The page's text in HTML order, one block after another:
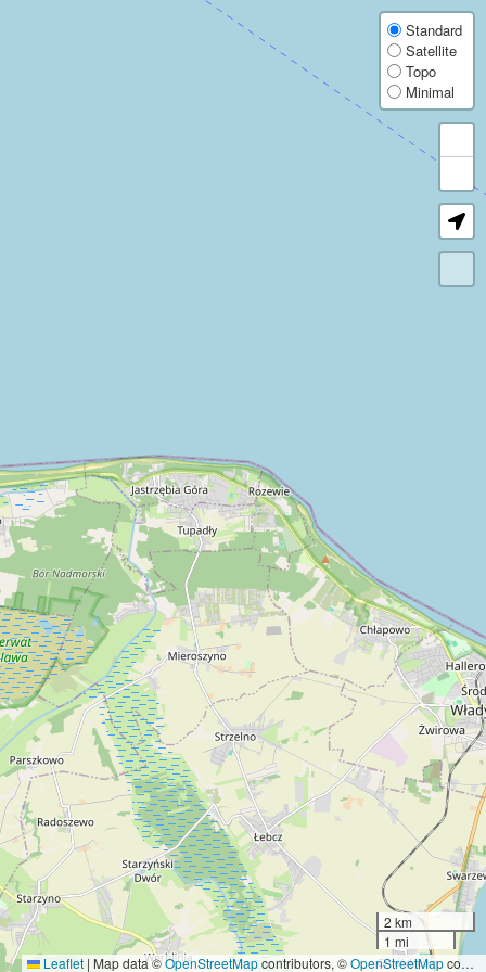
World Wind Turbine Map
Explore more than 430,000 wind turbines worldwide with this free interactive
The map is useful for wind energy professionals, researchers, local
Coverage and attribute completeness vary by region because the dataset is
Explore 430,000+ wind turbines worldwide. Get detailed data on manufacturer,
Weltweite Karte mit über 430.000 Windkraftanlagen. Details zu Hersteller,
Carte mondiale de plus de 430 000 éoliennes. Détails sur le fabricant,
Mapa mundial con más de 430.000 aerogeneradores. Datos de OpenStreetMap
Mappa mondiale con oltre 430.000 turbine eoliche. Dati OpenStreetMap su
Wereldkaart met meer dan 430.000 windturbines. OpenStreetMap-gegevens
Mapa świata z ponad 430 000 turbin wiatrowych. Dane z OpenStreetMap o
世界中の43万基以上の風車を掲載した地図です。製造元、運営者、定格出力、寸
全球风机地图，收录超过 43 万台风机。查看来自 OpenStreetMap 的制造商、运营
Карта мира с более чем 430 000 ветротурбин. Подробные данные
Карта світу з понад 430 000 вітротурбін. Детальні дані OpenStreetMap про
Standard
Satellite
Topo
Minimal
2 km
1 mi
Leaflet | Map data ©OpenStreetMapcontributors, ©OpenStreetMapcontributors